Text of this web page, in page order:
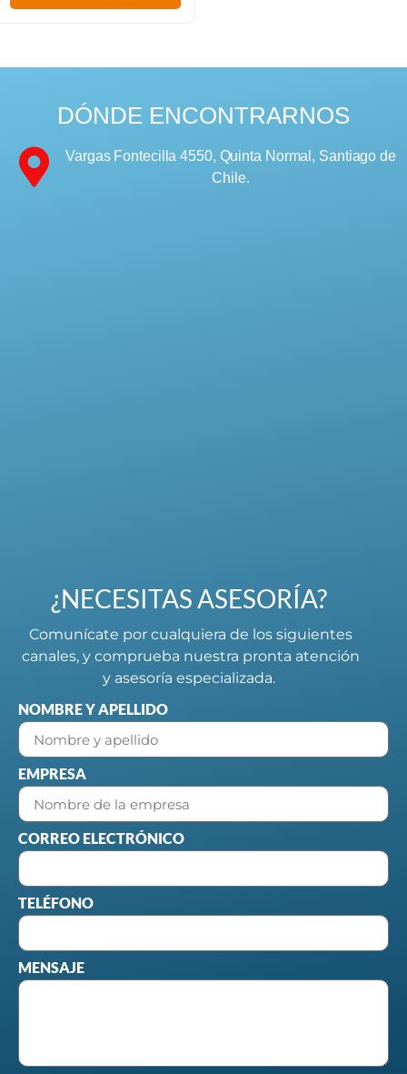
DÓNDE ENCONTRARNOS
Vargas Fontecilla 4550, Quinta Normal, Santiago de
Chile.
¿NECESITAS ASESORÍA?
Comunícate por cualquiera de los siguientes
canales, y comprueba nuestra pronta atención
y asesoría especializada.
NOMBRE Y APELLIDO
EMPRESA
CORREO ELECTRÓNICO
TELÉFONO
MENSAJE